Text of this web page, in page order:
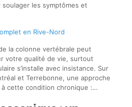
les symptômes et
en Rive-Nord
la colonne vertébrale peut
votre qualité de vie, surtout
s’installe avec insistance. Sur
et Terrebonne, une approche
à cette condition chronique :…